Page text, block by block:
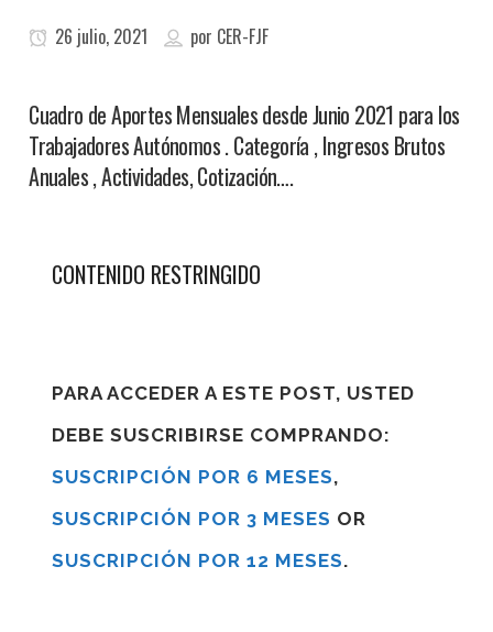
26 julio, 2021 por CER-FJF
Cuadro de Aportes Mensuales desde Junio 2021 para los
Trabajadores Autónomos . Categoría , Ingresos Brutos
Anuales , Actividades, Cotización….
CONTENIDO RESTRINGIDO
PARA ACCEDER A ESTE POST, USTED
DEBE SUSCRIBIRSE COMPRANDO:
SUSCRIPCIÓN POR 6 MESES,
SUSCRIPCIÓN POR 3 MESES OR
SUSCRIPCIÓN POR 12 MESES.